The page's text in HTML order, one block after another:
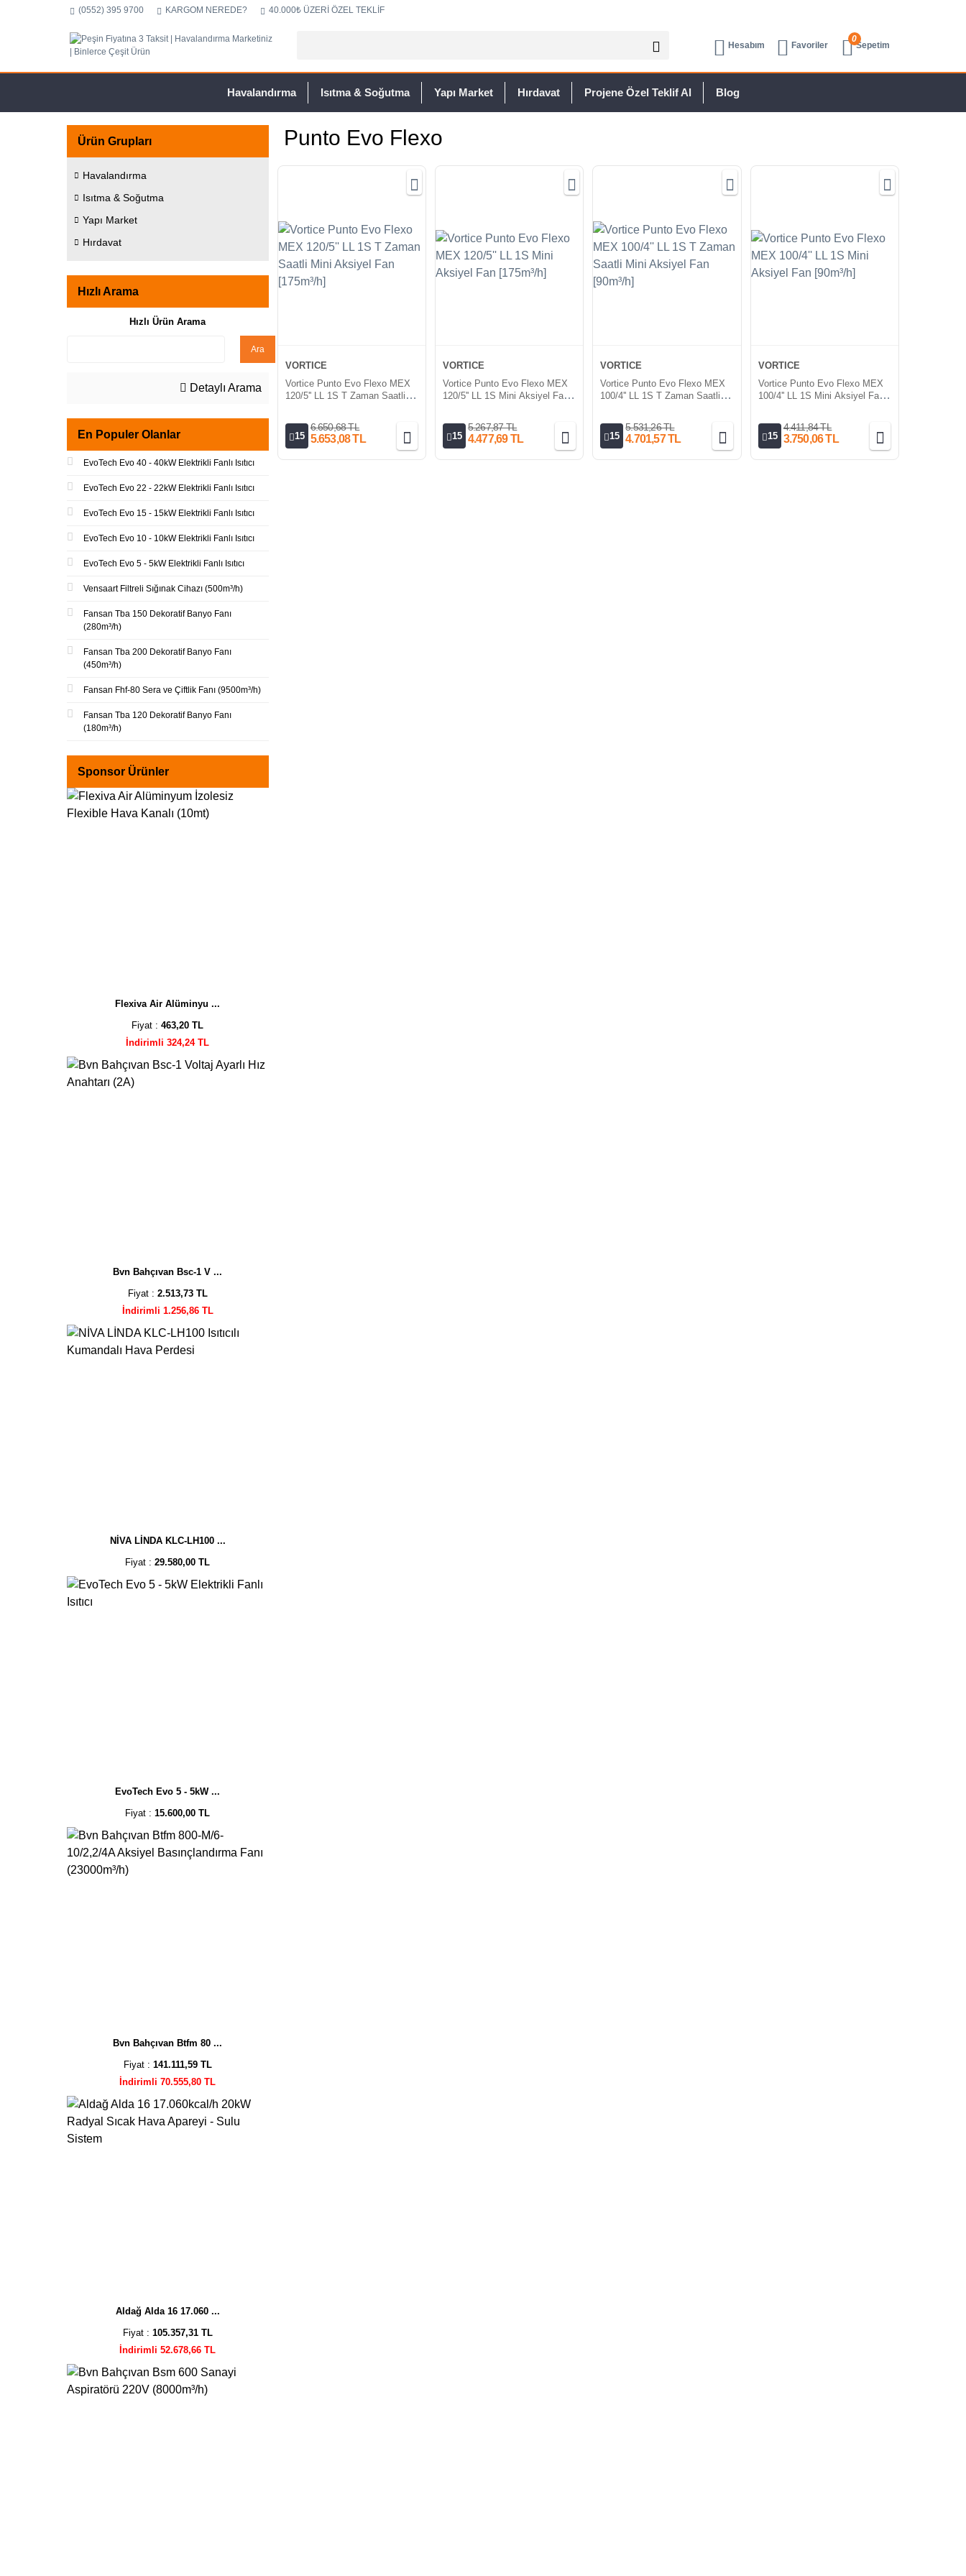
(0552) 395 9700 KARGOM NEREDE? 40.000₺ ÜZERİ ÖZEL TEKLİF
Hesabım Favoriler
0
Sepetim
Havalandırma Isıtma & Soğutma Yapı Market Hırdavat Projene Özel Teklif Al Blog
Ürün Grupları
Havalandırma
Isıtma & Soğutma
Yapı Market
Hırdavat
Hızlı Arama
Hızlı Ürün Arama
Ara
Detaylı Arama
En Populer Olanlar
EvoTech Evo 40 - 40kW Elektrikli Fanlı Isıtıcı
EvoTech Evo 22 - 22kW Elektrikli Fanlı Isıtıcı
EvoTech Evo 15 - 15kW Elektrikli Fanlı Isıtıcı
EvoTech Evo 10 - 10kW Elektrikli Fanlı Isıtıcı
EvoTech Evo 5 - 5kW Elektrikli Fanlı Isıtıcı
Vensaart Filtreli Sığınak Cihazı (500m³/h)
Fansan Tba 150 Dekoratif Banyo Fanı
(280m³/h)
Fansan Tba 200 Dekoratif Banyo Fanı
(450m³/h)
Fansan Fhf-80 Sera ve Çiftlik Fanı (9500m³/h)
Fansan Tba 120 Dekoratif Banyo Fanı
(180m³/h)
Sponsor Ürünler
Flexiva Air Alüminyu ...
Fiyat :463,20 TL
İndirimli 324,24 TL
Bvn Bahçıvan Bsc-1 V ...
Fiyat : 2.513,73 TL
İndirimli 1.256,86 TL
NİVA LİNDA KLC-LH100 ...
Fiyat :29.580,00 TL
EvoTech Evo 5 - 5kW ...
Fiyat :15.600,00 TL
Bvn Bahçıvan Btfm 80 ...
Fiyat : 141.111,59 TL
İndirimli 70.555,80 TL
Aldağ Alda 16 17.060 ...
Fiyat : 105.357,31 TL
İndirimli 52.678,66 TL
Punto Evo Flexo
VORTICE
Vortice Punto Evo Flexo MEX
120/5'' LL 1S T Zaman Saatli
15
6.650,68 TL
5.653,08 TL
VORTICE
Vortice Punto Evo Flexo MEX
120/5'' LL 1S Mini Aksiyel Fan
15
5.267,87 TL
4.477,69 TL
VORTICE
Vortice Punto Evo Flexo MEX
100/4'' LL 1S T Zaman Saatli
15
5.531,26 TL
4.701,57 TL
VORTICE
Vortice Punto Evo Flexo MEX
100/4'' LL 1S Mini Aksiyel Fan
15
4.411,84 TL
3.750,06 TL